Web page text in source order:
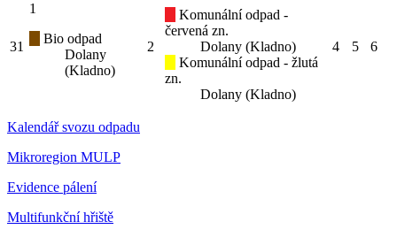
31
1
Bio odpad
Dolany
(Kladno)
2
Komunální odpad -
červená zn.
Dolany (Kladno)
Komunální odpad - žlutá
zn.
Dolany (Kladno)
4 5 6
Kalendář svozu odpadu
Mikroregion MULP
Evidence pálení
Multifunkční hřiště